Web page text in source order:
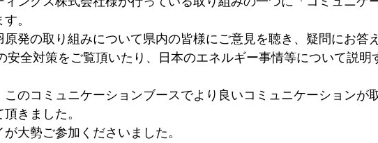
。
原発の取り組みについて県内の皆様にご意見を聴き、疑問にお答
安全対策をご覧頂いたり、日本のエネルギー事情等について説明
のコミュニケーションブースでより良いコミュニケーションが
きました。
大勢ご参加くださいました。